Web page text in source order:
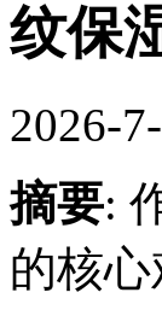
纹保
2026-
摘要:
的核